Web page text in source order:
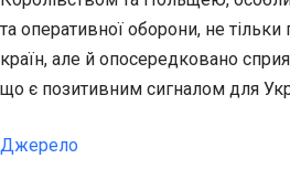
та оперативної оборони, не
країн, але й опосередковано
що є позитивним сигналом для
Джерело